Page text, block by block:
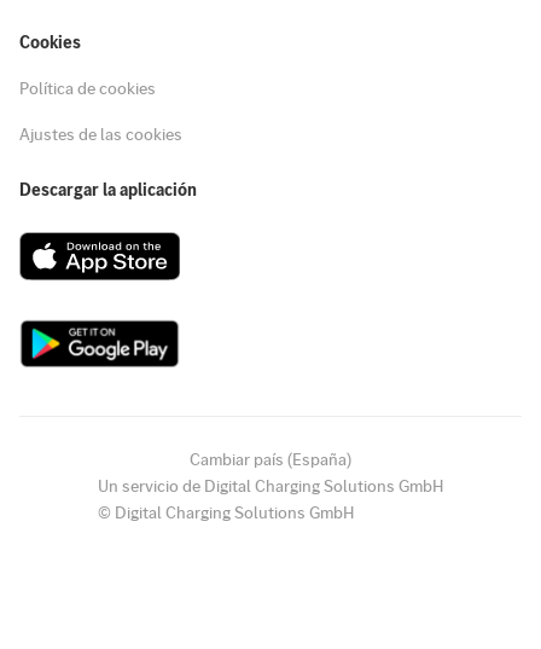
Cookies
Política de cookies
Ajustes de las cookies
Descargar la aplicación
Cambiar país (España)
Un servicio de Digital Charging Solutions GmbH
© Digital Charging Solutions GmbH